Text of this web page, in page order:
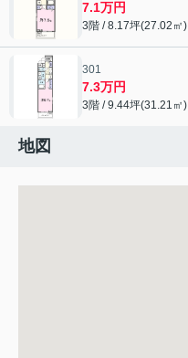
7.1万円
3階 / 8.17坪(27.02㎡)
301
7.3万円
3階 / 9.44坪(31.21㎡)
地図